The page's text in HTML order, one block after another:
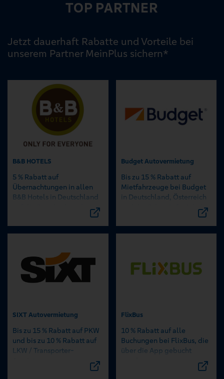
TOP PARTNER
Jetzt dauerhaft Rabatte und Vorteile bei
unserem Partner MeinPlus sichern*
B&B HOTELS
5 % Rabatt auf
Übernachtungen in allen
B&B Hotels in Deutschland
auf die Standardrate bei
Budget Autovermietung
Bis zu 15 % Rabatt auf
Mietfahrzeuge bei Budget
in Deutschland, Österreich
und der Schweiz für Inhaber
SIXT Autovermietung
Bis zu 15 % Rabatt auf PKW
und bis zu 10 % Rabatt auf
LKW / Transporter-
FlixBus
10 % Rabatt auf alle
Buchungen bei FlixBus, die
über die App gebucht